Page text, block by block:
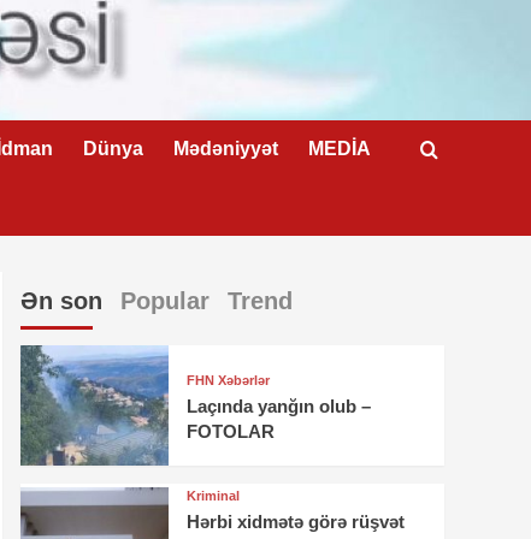
İdman Dünya Mədəniyyət MEDİA
Ən son Popular Trend
FHN Xəbərlər
Laçında yanğın olub –
FOTOLAR
Kriminal
Hərbi xidmətə görə rüşvət